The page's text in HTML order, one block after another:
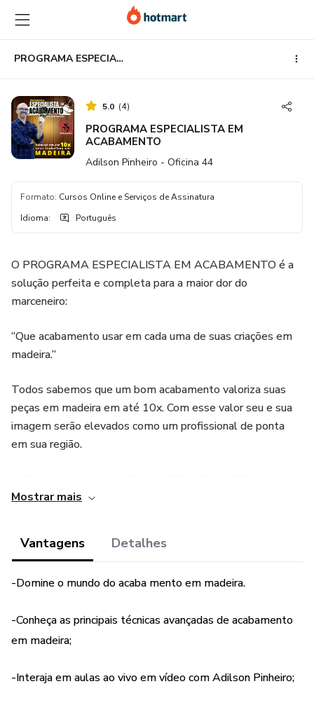
para
o
conteúdo
principal
para
o
pagamento
para
o
rodapé
PROGRAMA ESPECIALISTA EM ACABAMENTO
5.0 (4)
PROGRAMA ESPECIALISTA EM
ACABAMENTO
Adilson Pinheiro - Oficina 44
Formato: Cursos Online e Serviços de Assinatura
Idioma: Português
O PROGRAMA ESPECIALISTA EM ACABAMENTO é a
solução perfeita e completa para a maior dor do
marceneiro:
“Que acabamento usar em cada uma de suas criações em
madeira.”
Todos sabemos que um bom acabamento valoriza suas
peças em madeira em até 10x. Com esse valor seu e sua
imagem serão elevados como um profissional de ponta
em sua região.
VIVO COM o ADILSON para tirar dúvidas e aprender
O idealizador do curso ADILSON PINHEIRO, é
Brasil, em seu canal de youtube tem mais de 680 mil
acabamento. Além de ser consultor do Programa “É DE
CASA” da Rede Globo.
As diversas técnicas aprendidas no programa terão
Mostrar mais
Vantagens Detalhes
-Domine o mundo do acaba mento em madeira.
-Conheça as principais técnicas avançadas de acabamento
em madeira;
-Interaja em aulas ao vivo em vídeo com Adilson Pinheiro;